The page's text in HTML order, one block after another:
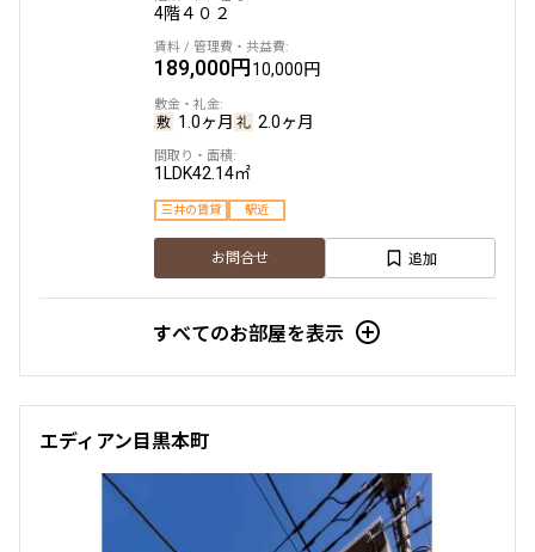
4階４０２
189,000円10,000円
1.0ヶ月 2.0ヶ月
1LDK42.14㎡
三井の賃貸 駅近
お問合せ 追加
すべてのお部屋を表示
エディアン目黒本町